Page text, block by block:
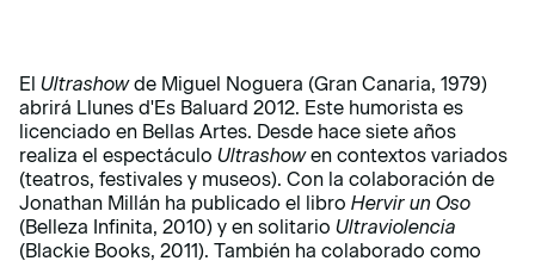
El Ultrashowde Miguel Noguera (Gran Canaria, 1979)
abrirá Llunes d'Es Baluard 2012. Este humorista es
licenciado en Bellas Artes. Desde hace siete años
realiza el espectáculo Ultrashowen contextos variados
(teatros, festivales y museos). Con la colaboración de
Jonathan Millán ha publicado el libro Hervir un Oso
(Belleza Infinita, 2010) y en solitario Ultraviolencia
(Blackie Books, 2011). También ha colaborado como